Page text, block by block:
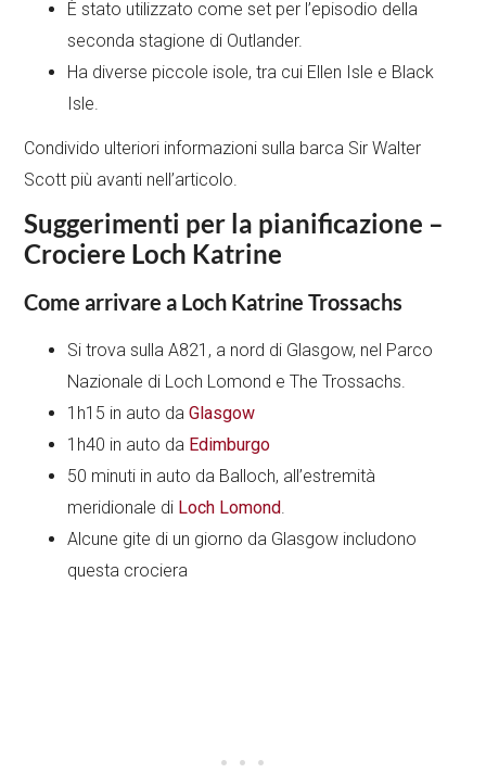
È stato utilizzato come set per l’episodio della
seconda stagione di Outlander.
Ha diverse piccole isole, tra cui Ellen Isle e Black
Isle.
Condivido ulteriori informazioni sulla barca Sir Walter
Scott più avanti nell’articolo.
Suggerimenti per la pianificazione –
Crociere Loch Katrine
Come arrivare a Loch Katrine Trossachs
Si trova sulla A821, a nord di Glasgow, nel Parco
Nazionale di Loch Lomond e The Trossachs.
1h15 in auto daGlasgow
1h40 in auto da Edimburgo
50 minuti in auto da Balloch, all’estremità
meridionale di Loch Lomond.
Alcune gite di un giorno da Glasgow includono
questa crociera